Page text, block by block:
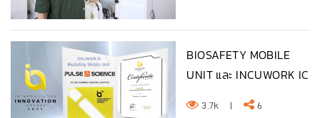
BIOSAFETY MOBILE
UNIT และ INCUWORK IC
3.7k | 6